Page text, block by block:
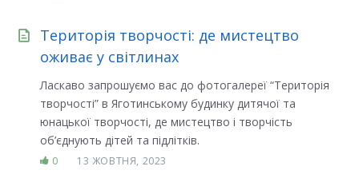
Територія творчості: де мистецтво
оживає у світлинах
Ласкаво запрошуємо вас до фотогалереї “Територія
творчості” в Яготинському будинку дитячої та
юнацької творчості, де мистецтво і творчість
об’єднують дітей та підлітків.
0 13 ЖОВТНЯ, 2023